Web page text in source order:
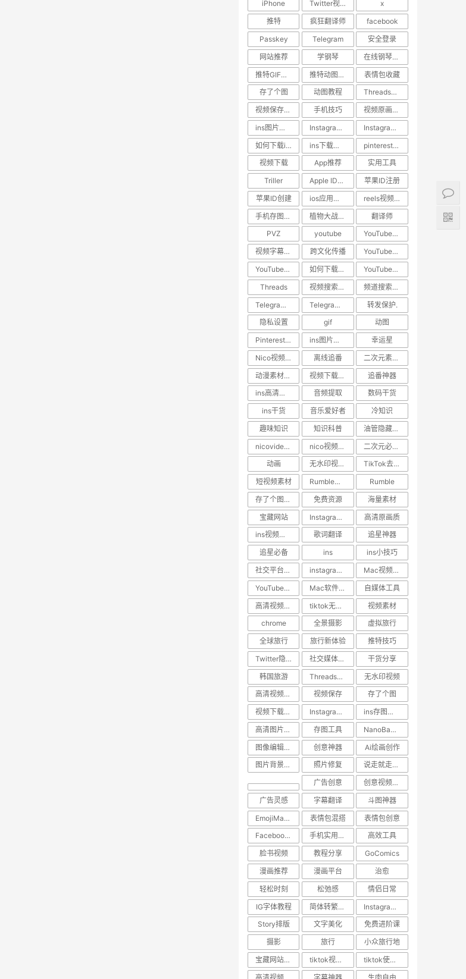
iPhone
Twitter视频去水印
x
推特
疯狂翻译师
facebook
Passkey
Telegram
安全登录
网站推荐
学钢琴
在线钢琴学习网站
推特GIF存图
推特动图保存
表情包收藏
存了个图
动图教程
Threads教程
视频保存技巧
手机技巧
视频原画质下载
ins图片下载
Instagram图片保存
Instagram内容下载
如何下载ins照片
ins下载助手
pinterest视频下载
视频下载
App推荐
实用工具
Triller
Apple ID教程
苹果ID注册
苹果ID创建
ios应用下载
reels视频下载教程
手机存图神器
植物大战僵尸
翻译师
PVZ
youtube
YouTube技巧
视频字幕翻译
跨文化传播
YouTube下载
YouTube视频下载
如何下载YouTube视频
YouTube教程
Threads
视频搜索方法
频道搜索方法
Telegram隐私保护
Telegram技巧
转发保护.
隐私设置
gif
动图
Pinterest动图保存
ins图片保存.日常美图
幸运星
Nico视频下载
离线追番
二次元素材下载
动漫素材保存
视频下载工具
追番神器
ins高清视频下载
音频提取
数码干货
ins干货
音乐爱好者
冷知识
趣味知识
知识科普
油管隐藏技巧
nicovideo视频下载
nico视频如何保存到手机
二次元必备工具
动画
无水印视频下载
TikTok去水印
短视频素材
Rumble视频下载
Rumble
存了个图App
免费资源
海量素材
宝藏网站
Instagram视频下载
高清原画质
ins视频压缩原因
歌词翻译
追星神器
追星必备
ins
ins小技巧
社交平台教程
instagram点赞记录找回
Mac视频下载工具
YouTube高清下载
Mac软件推荐
自媒体工具
高清视频下载神器
tiktok无水印视频下载
视频素材
chrome
全景摄影
虚拟旅行
全球旅行
旅行新体验
推特技巧
Twitter隐藏功能
社交媒体小技巧
干货分享
韩国旅游
Threads视频下载
无水印视频
高清视频下载
视频保存
存了个图
视频下载神器
Instagram高清下载
ins存图技巧
高清图片保存
存图工具
NanoBanana
图像编辑工具
创意神器
Ai绘画创作
图片背景转换
照片修复
说走就走的旅行
广告创意
创意视频下载
广告灵感
字幕翻译
斗图神器
EmojiMashup
表情包混搭
表情包创意
Facebook视频保存
手机实用技巧
高效工具
脸书视频
教程分享
GoComics
漫画推荐
漫画平台
治愈
轻松时刻
松弛感
情侣日常
IG字体教程
简体转繁体技巧
Instagram使用技巧
Story排版
文字美化
免费进阶课
摄影
旅行
小众旅行地
宝藏网站推荐
tiktok视频下载
tiktok使用技巧